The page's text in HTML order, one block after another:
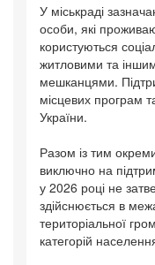
У міськраді
особи, які
користуються
житловими та
мешканцями.
місцевих програм
України.
Разом із тим
виключно на
у 2026 році не
здійснюється в
територіальної
категорій